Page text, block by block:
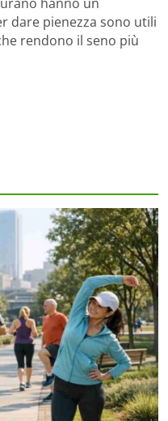
dare pienezza sono utili
rendono il seno più